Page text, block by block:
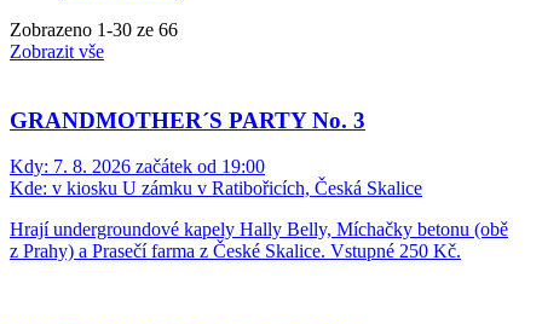
Zobrazeno 1-30 ze 66
Zobrazit vše
GRANDMOTHER´S PARTY No. 3
Kdy: 7. 8. 2026 začátek od 19:00
Kde: v kiosku U zámku v Ratibořicích, Česká Skalice
Hrají undergroundové kapely Hally Belly, Míchačky betonu (obě
z Prahy) a Prasečí farma z České Skalice. Vstupné 250 Kč.